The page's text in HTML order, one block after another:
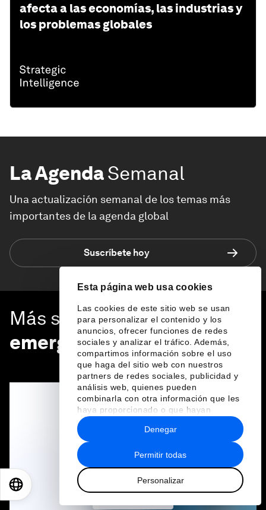
Esta página web usa cookies
Las cookies de este sitio web se usan
para personalizar el contenido y los
anuncios, ofrecer funciones de redes
sociales y analizar el tráfico. Además,
compartimos información sobre el uso
que haga del sitio web con nuestros
partners de redes sociales, publicidad y
análisis web, quienes pueden
combinarla con otra información que les
haya proporcionado o que hayan
recopilado a partir del uso que haya
hecho de sus servicios.
Permitir todas
Personalizar
Denegar
afecta a las economías, las industrias y
los problemas globales
La AgendaSemanal
Una actualización semanal de los temas más
importantes de la agenda global
Suscríbete hoy
Más sobreTecnologías
emergentes
VER TODO